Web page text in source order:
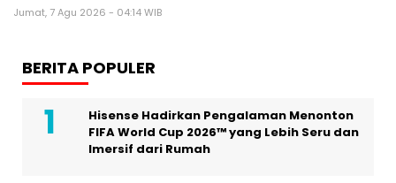
Jumat, 7 Agu 2026 - 04:14 WIB
BERITA POPULER
Hisense Hadirkan Pengalaman Menonton
FIFA World Cup 2026™ yang Lebih Seru dan
Imersif dari Rumah